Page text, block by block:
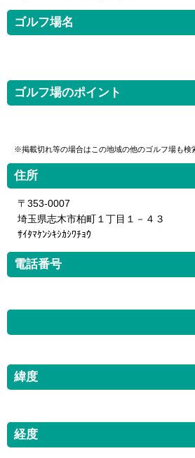
ゴルフ場名
ゴルフ場のポイント
※掲載切れ等の場合はこの地域の他のゴルフ場も検
住所
〒353-0007
埼玉県志木市柏町１丁目１－４３
ｻｲﾀﾏｹﾝｼｷｼｶｼﾜﾁｮｳ
電話番号
緯度
経度